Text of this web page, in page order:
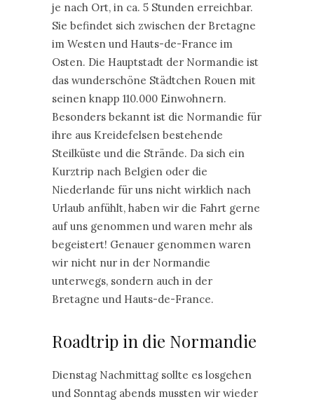
je nach Ort, in ca. 5 Stunden erreichbar.
Sie befindet sich zwischen der Bretagne
im Westen und Hauts-de-France im
Osten. Die Hauptstadt der Normandie ist
das wunderschöne Städtchen Rouen mit
seinen knapp 110.000 Einwohnern.
Besonders bekannt ist die Normandie für
ihre aus Kreidefelsen bestehende
Steilküste und die Strände. Da sich ein
Kurztrip nach Belgien oder die
Niederlande für uns nicht wirklich nach
Urlaub anfühlt, haben wir die Fahrt gerne
auf uns genommen und waren mehr als
begeistert! Genauer genommen waren
wir nicht nur in der Normandie
unterwegs, sondern auch in der
Bretagne und Hauts-de-France.
Roadtrip in die Normandie
Dienstag Nachmittag sollte es losgehen
und Sonntag abends mussten wir wieder